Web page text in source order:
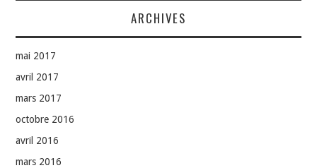
ARCHIVES
mai 2017
avril 2017
mars 2017
octobre 2016
avril 2016
mars 2016